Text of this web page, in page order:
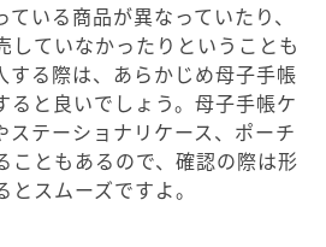
いる商品が異なっていたり、
していなかったりということも
する際は、あらかじめ母子手帳
ると良いでしょう。母子手帳ケ
ステーショナリケース、ポーチ
こともあるので、確認の際は形
スムーズですよ。